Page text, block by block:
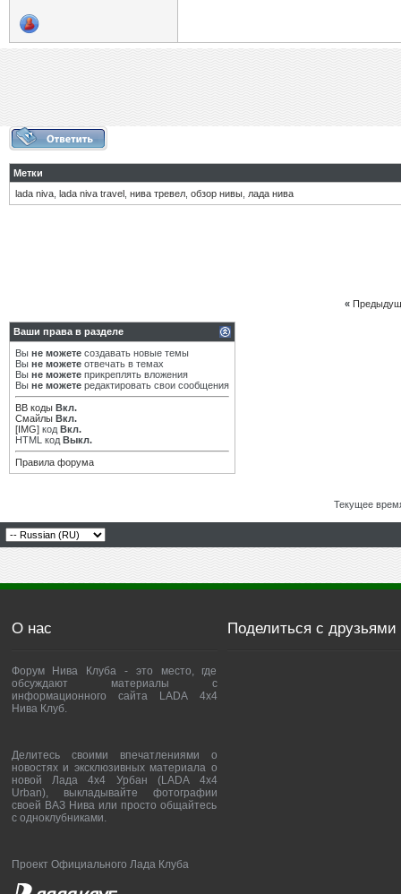
Метки
lada niva lada niva travel нива тревел обзор нивы лада нива
«
Ваши права в разделе
Вы не можете создавать новые темы
Вы не можете отвечать в темах
Вы не можете прикреплять вложения
Вы не можете редактировать свои сообщения
BB коды Вкл.
Смайлы Вкл.
[IMG] код Вкл.
HTML код Выкл.
Правила форума
Текущее
О нас
Форум Нива Клуба - это место, где
обсуждают материалы с
информационного сайта LADA 4x4
Нива Клуб.
Делитесь своими впечатлениями о
новостях и эксклюзивных материала о
новой Лада 4х4 Урбан (LADA 4x4
Urban), выкладывайте фотографии
своей ВАЗ Нива или просто общайтесь
с одноклубниками.
Проект Официального Лада Клуба
Поделиться с друзьями